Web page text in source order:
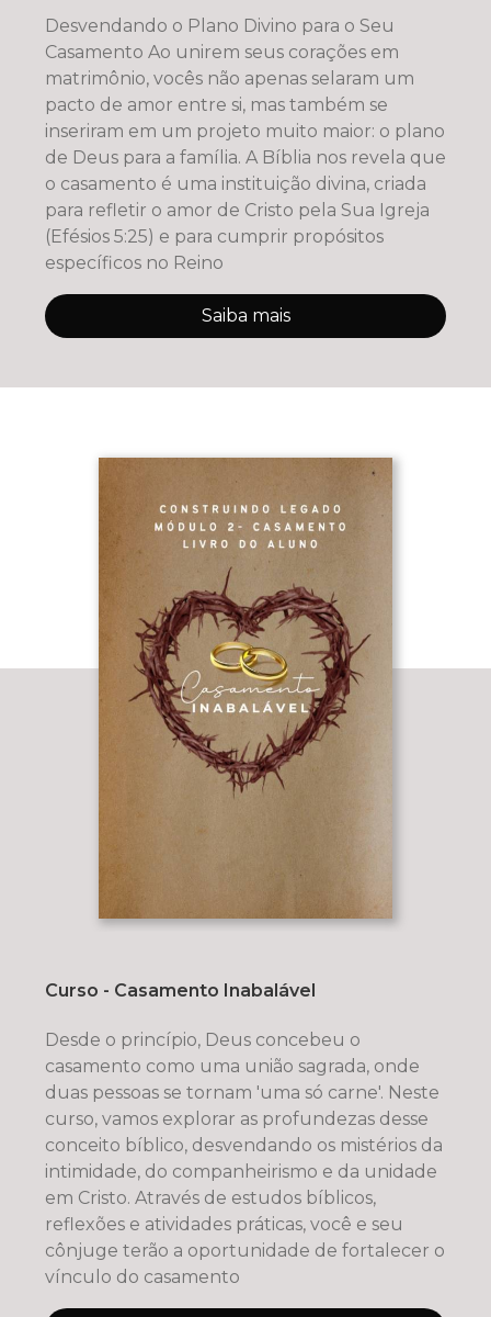
Desvendando o Plano Divino para o Seu
Casamento Ao unirem seus corações em
matrimônio, vocês não apenas selaram um
pacto de amor entre si, mas também se
inseriram em um projeto muito maior: o plano
de Deus para a família. A Bíblia nos revela que
o casamento é uma instituição divina, criada
para refletir o amor de Cristo pela Sua Igreja
(Efésios 5:25) e para cumprir propósitos
específicos no Reino
Saiba mais
Curso - Casamento Inabalável
Desde o princípio, Deus concebeu o
casamento como uma união sagrada, onde
duas pessoas se tornam 'uma só carne'. Neste
curso, vamos explorar as profundezas desse
conceito bíblico, desvendando os mistérios da
intimidade, do companheirismo e da unidade
em Cristo. Através de estudos bíblicos,
reflexões e atividades práticas, você e seu
cônjuge terão a oportunidade de fortalecer o
vínculo do casamento